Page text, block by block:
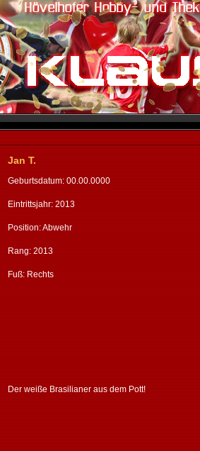
Jan T.
Geburtsdatum: 00.00.0000
Eintrittsjahr: 2013
Position: Abwehr
Rang: 2013
Fuß: Rechts
Der weiße Brasilianer aus dem Pott!